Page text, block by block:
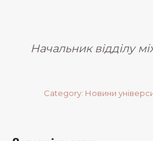
Начальник відділу
Category: Новини